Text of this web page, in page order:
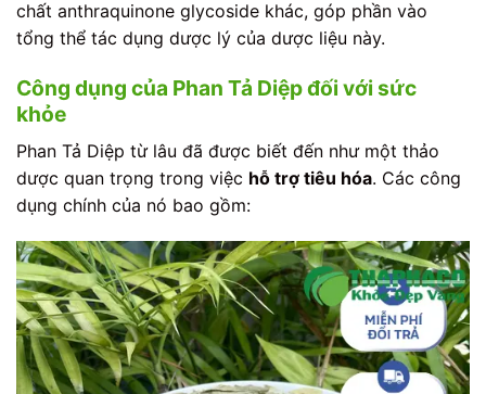
chất anthraquinone glycoside khác, góp phần vào
tổng thể tác dụng dược lý của dược liệu này.
Công dụng của Phan Tả Diệp đối với sức
khỏe
Phan Tả Diệp từ lâu đã được biết đến như một thảo
dược quan trọng trong việc hỗ trợ tiêu hóa. Các công
dụng chính của nó bao gồm: